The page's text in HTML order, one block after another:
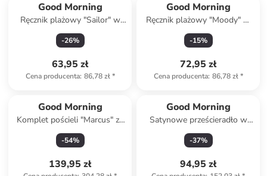
Good Morning
Ręcznik plażowy "Sailor" w
kolorze turkusowo-zielono-
czerwonym
-26%
63,95 zł
Cena producenta: 86,78 zł*
Good Morning
Ręcznik plażowy "Moody" w
kolorze błękitnym ze wzorem
-15%
72,95 zł
Cena producenta: 86,78 zł*
Good Morning
Komplet pościeli "Marcus" ze
wzorem
-54%
139,95 zł
Good Morning
Satynowe prześcieradło w
kolorze szarym na gumce
-37%
94,95 zł